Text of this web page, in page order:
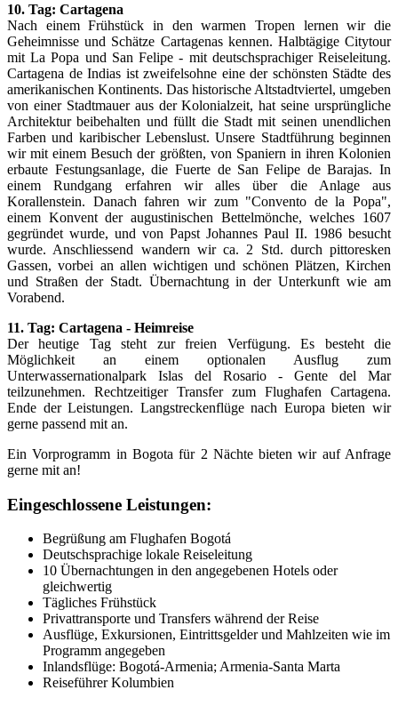
10. Tag: Cartagena
Nach einem Frühstück in den warmen Tropen lernen wir die
Geheimnisse und Schätze Cartagenas kennen. Halbtägige Citytour
mit La Popa und San Felipe - mit deutschsprachiger Reiseleitung.
Cartagena de Indias ist zweifelsohne eine der schönsten Städte des
amerikanischen Kontinents. Das historische Altstadtviertel, umgeben
von einer Stadtmauer aus der Kolonialzeit, hat seine ursprüngliche
Architektur beibehalten und füllt die Stadt mit seinen unendlichen
Farben und karibischer Lebenslust. Unsere Stadtführung beginnen
wir mit einem Besuch der größten, von Spaniern in ihren Kolonien
erbaute Festungsanlage, die Fuerte de San Felipe de Barajas. In
einem Rundgang erfahren wir alles über die Anlage aus
Korallenstein. Danach fahren wir zum "Convento de la Popa",
einem Konvent der augustinischen Bettelmönche, welches 1607
gegründet wurde, und von Papst Johannes Paul II. 1986 besucht
wurde. Anschliessend wandern wir ca. 2 Std. durch pittoresken
Gassen, vorbei an allen wichtigen und schönen Plätzen, Kirchen
und Straßen der Stadt. Übernachtung in der Unterkunft wie am
Vorabend.
11. Tag: Cartagena - Heimreise
Der heutige Tag steht zur freien Verfügung. Es besteht die
Möglichkeit an einem optionalen Ausflug zum
Unterwassernationalpark Islas del Rosario - Gente del Mar
teilzunehmen. Rechtzeitiger Transfer zum Flughafen Cartagena.
Ende der Leistungen. Langstreckenflüge nach Europa bieten wir
gerne passend mit an.
Ein Vorprogramm in Bogota für 2 Nächte bieten wir auf Anfrage
gerne mit an!
Eingeschlossene Leistungen:
Begrüßung am Flughafen Bogotá
Deutschsprachige lokale Reiseleitung
10 Übernachtungen in den angegebenen Hotels oder
gleichwertig
Tägliches Frühstück
Privattransporte und Transfers während der Reise
Ausflüge, Exkursionen, Eintrittsgelder und Mahlzeiten wie im
Programm angegeben
Inlandsflüge: Bogotá-Armenia; Armenia-Santa Marta
Reiseführer Kolumbien